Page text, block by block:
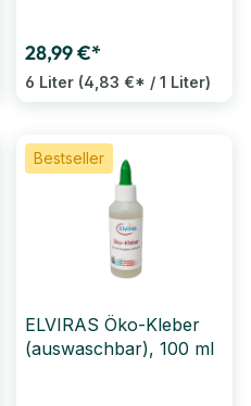
28,99 €*
6 Liter (4,83 €* / 1 Liter)
Bestseller
ELVIRAS Öko-Kleber
(auswaschbar), 100 ml